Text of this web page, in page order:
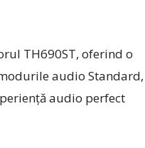
TH690ST, oferind o
audio Standard,
audio perfect